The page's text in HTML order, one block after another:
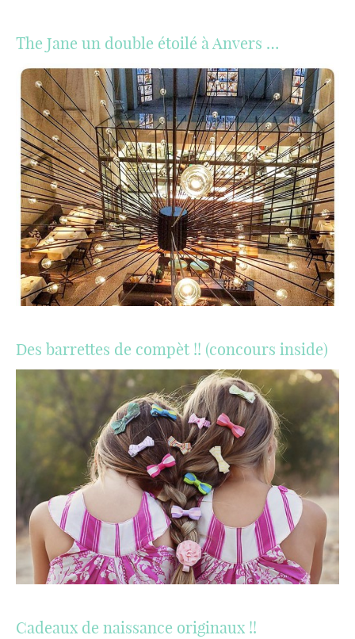
The Jane un double étoilé à Anvers …
Des barrettes de compèt !! (concours inside)
Cadeaux de naissance originaux !!